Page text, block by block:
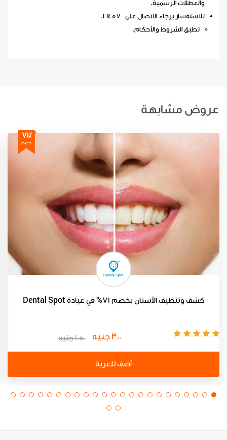
والعطلات الرسمية.
للاستفسار برجاء الاتصال على 16457.
تطبق الشروط والأحكام.
عروض مشابهة
71٪
خصم
كشف وتنظيف الأسنان بخصم 71% في عيادة Dental Spot
300 جنيه 1050 جنيه
أضف للعربة